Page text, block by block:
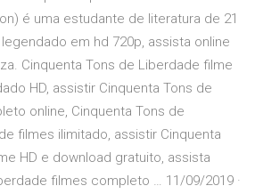
é uma estudante de literatura de 21
em hd 720p, assista online
Cinquenta Tons de Liberdade filme
HD, assistir Cinquenta Tons de
online, Cinquenta Tons de
filmes ilimitado, assistir Cinquenta
HD e download gratuito, assista
filmes completo … 11/09/2019 ·